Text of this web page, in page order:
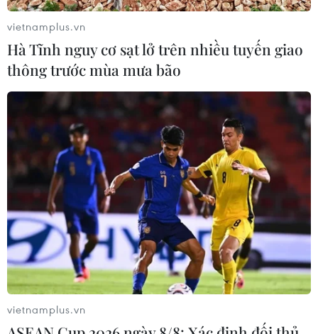
vietnamplus.vn
Hà Tĩnh nguy cơ sạt lở trên nhiều tuyến giao
thông trước mùa mưa bão
vietnamplus.vn